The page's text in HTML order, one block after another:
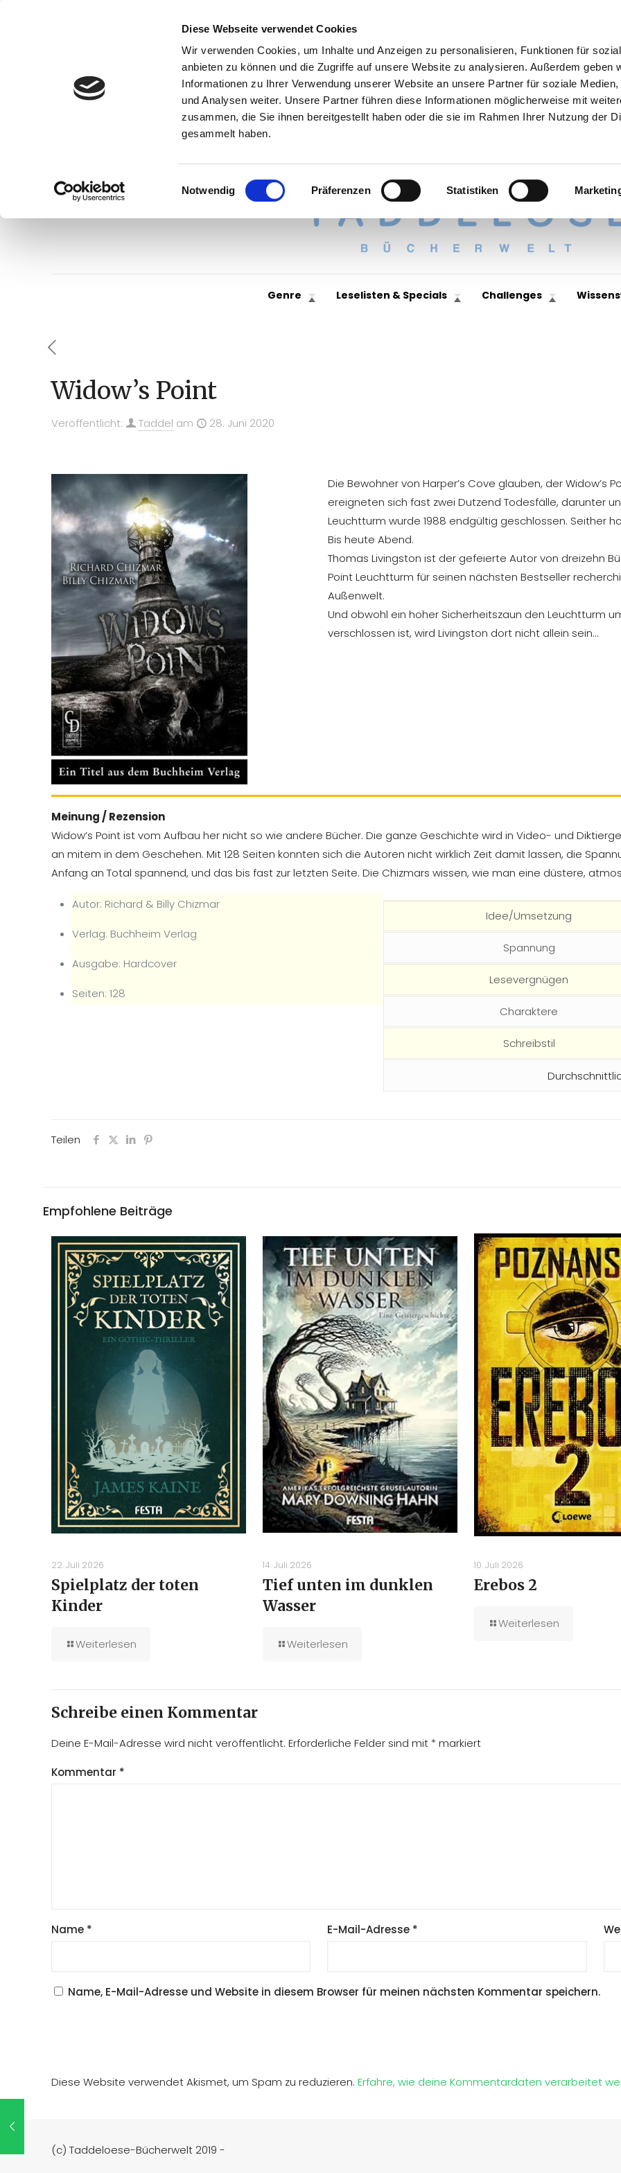
Diese Webseite verwendet Cookies
Wir verwenden Cookies, um Inhalte und Anzeigen zu personalisieren, Funktionen für
anbieten zu können und die Zugriffe auf unsere Website zu analysieren. Außerdem geben
Informationen zu Ihrer Verwendung unserer Website an unsere Partner für soziale Medien,
und Analysen weiter. Unsere Partner führen diese Informationen möglicherweise mit
zusammen, die Sie ihnen bereitgestellt haben oder die sie im Rahmen Ihrer Nutzung der
gesammelt haben.
Einwilligungsauswahl
Notwendig Präferenzen Statistiken
Genre Leselisten & Specials Challenges
Widow’s Point
Veröffentlicht: Taddel am 28. Juni 2020
Die Bewohner von Harper’s Cove glauben, der Widow’s
ereigneten sich fast zwei Dutzend Todesfälle, darunter
Leuchtturm wurde 1988 endgültig geschlossen. Seither
Bis heute Abend.
Thomas Livingston ist der gefeierte Autor von dreizehn
Point Leuchtturm für seinen nächsten Bestseller
Außenwelt.
Und obwohl ein hoher Sicherheitszaun den Leuchtturm
verschlossen ist, wird Livingston dort nicht allein sein…
Meinung / Rezension
Widow’s Point ist vom Aufbau her nicht so wie andere Bücher. Die ganze Geschichte wird in Video- und
an mitem in dem Geschehen. Mit 128 Seiten konnten sich die Autoren nicht wirklich Zeit damit lassen, die
Anfang an Total spannend, und das bis fast zur letzten Seite. Die Chizmars wissen, wie man eine düstere,
Autor: Richard & Billy Chizmar
Verlag: Buchheim Verlag
Ausgabe: Hardcover
Seiten: 128
Idee/Umsetzung
Spannung
Lesevergnügen
Charaktere
Schreibstil
Teilen
Empfohlene Beiträge
22. Juli 2026
Spielplatz der toten
Kinder
Weiterlesen
14. Juli 2026
Tief unten im dunklen
Wasser
Weiterlesen
10. Juli 2026
Erebos 2
Weiterlesen
Schreibe einen Kommentar
Deine E-Mail-Adresse wird nicht veröffentlicht. Erforderliche Felder sind mit * markiert
Kommentar *
Name * E-Mail-Adresse *
Name, E-Mail-Adresse und Website in diesem Browser für meinen nächsten Kommentar speichern.
Diese Website verwendet Akismet, um Spam zu reduzieren. Erfahre, wie deine Kommentardaten verarbeitet
(c) Taddeloese-Bücherwelt 2019 -